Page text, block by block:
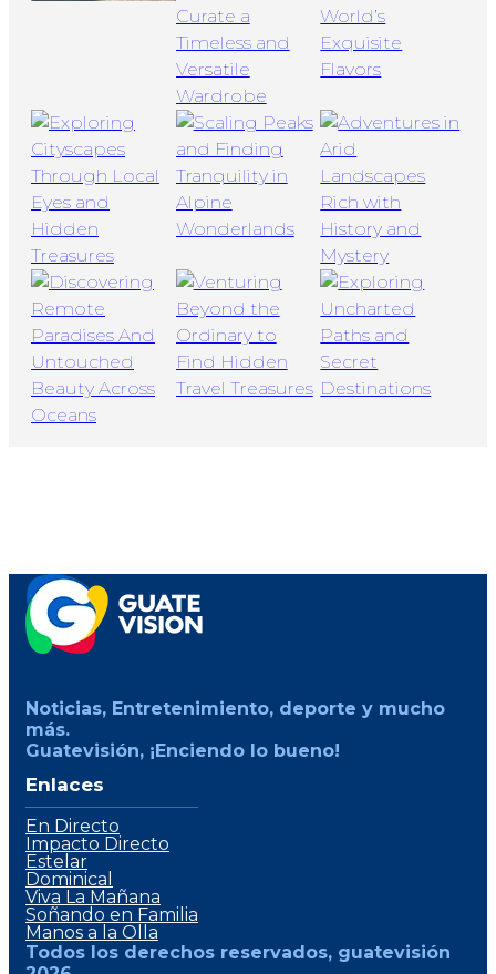
Noticias, Entretenimiento, deporte y mucho
más.
Guatevisión, ¡Enciendo lo bueno!
Enlaces
En Directo
Impacto Directo
Estelar
Dominical
Viva La Mañana
Soñando en Familia
Manos a la Olla
Todos los derechos reservados, guatevisión